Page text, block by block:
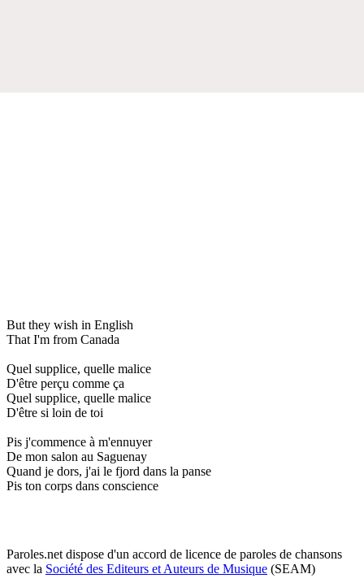
But they wish in English
That I'm from Canada
Quel supplice, quelle malice
D'être perçu comme ça
Quel supplice, quelle malice
D'être si loin de toi
Pis j'commence à m'ennuyer
De mon salon au Saguenay
Quand je dors, j'ai le fjord dans la panse
Pis ton corps dans conscience
Paroles.net dispose d'un accord de licence de paroles de chansons
avec la Société des Editeurs et Auteurs de Musique (SEAM)